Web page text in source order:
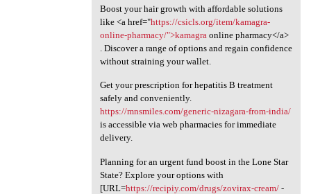
Boost your hair growth with affordable solutions
like <a href="https://csicls.org/item/kamagra-
online-pharmacy/">kamagra online pharmacy</a>
. Discover a range of options and regain confidence
without straining your wallet.
Get your prescription for hepatitis B treatment
safely and conveniently.
https://mnsmiles.com/generic-nizagara-from-india/
is accessible via web pharmacies for immediate
delivery.
Planning for an urgent fund boost in the Lone Star
State? Explore your options with
[URL=https://recipiy.com/drugs/zovirax-cream/-